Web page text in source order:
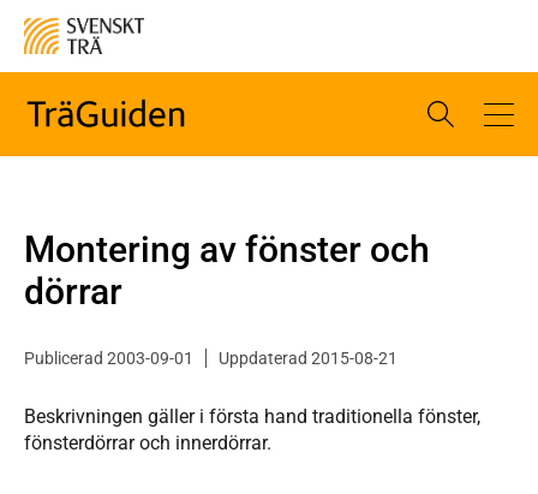
Montering av fönster och
dörrar
Publicerad 2003-09-01 Uppdaterad 2015-08-21
Beskrivningen gäller i första hand traditionella fönster,
fönsterdörrar och innerdörrar.